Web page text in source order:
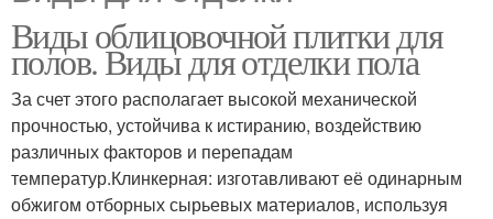
Виды облицовочной плитки для
полов. Виды для отделки пола
За счет этого располагает высокой механической
прочностью, устойчива к истиранию, воздействию
различных факторов и перепадам
температур.Клинкерная: изготавливают её одинарным
обжигом отборных сырьевых материалов, используя